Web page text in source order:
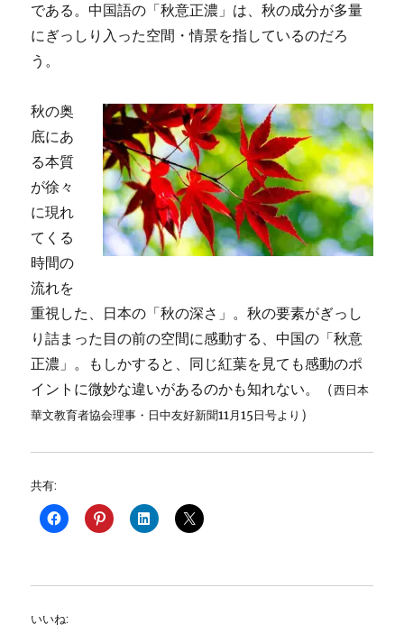
である。中国語の「秋意正濃」は、秋の成分が多量
にぎっしり入った空間・情景を指しているのだろ
う。
秋の奥
底にあ
る本質
が徐々
に現れ
てくる
時間の
流れを
重視した、日本の「秋の深さ」。秋の要素がぎっし
り詰まった目の前の空間に感動する、中国の「秋意
正濃」。もしかすると、同じ紅葉を見ても感動のポ
イントに微妙な違いがあるのかも知れない。（西日本
華文教育者協会理事・日中友好新聞11月15日号より ）
共有:
いいね: